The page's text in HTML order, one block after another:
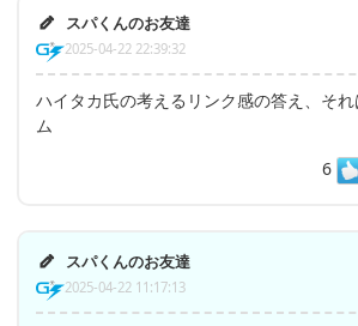
スパくんのお友達
2025-04-22 22:39:32
ハイタカ氏の考えるリンク感の答え、そ
ム
6
スパくんのお友達
2025-04-22 11:17:13